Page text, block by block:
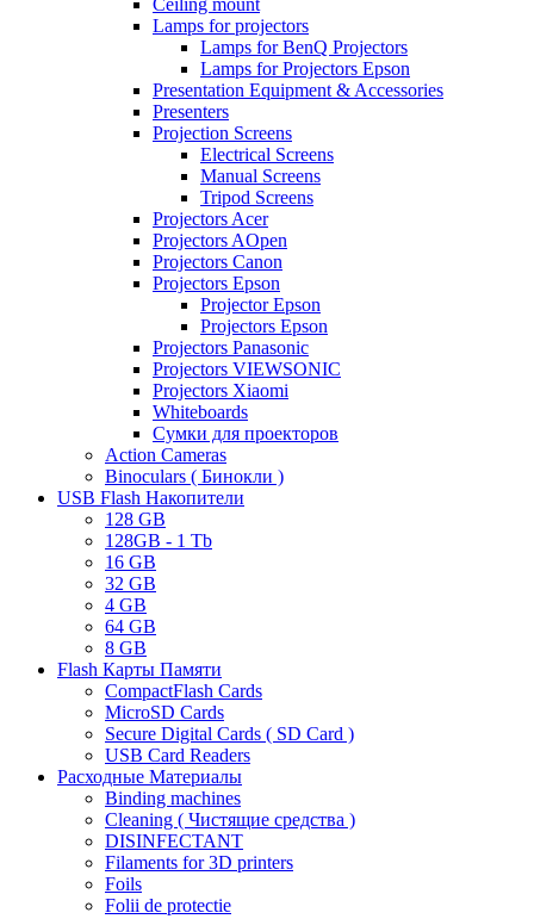
Ceiling mount
Lamps for projectors
Lamps for BenQ Projectors
Lamps for Projectors Epson
Presentation Equipment & Accessories
Presenters
Projection Screens
Electrical Screens
Manual Screens
Tripod Screens
Projectors Acer
Projectors AOpen
Projectors Canon
Projectors Epson
Projector Epson
Projectors Epson
Projectors Panasonic
Projectors VIEWSONIC
Projectors Xiaomi
Whiteboards
Сумки для проекторов
Action Cameras
Binoculars ( Бинокли )
USB Flash Накопители
128 GB
128GB - 1 Tb
16 GB
32 GB
4 GB
64 GB
8 GB
Flash Карты Памяти
CompactFlash Cards
MicroSD Cards
Secure Digital Cards ( SD Card )
USB Card Readers
Расходные Материалы
Binding machines
Cleaning ( Чистящие средства )
DISINFECTANT
Filaments for 3D printers
Foils
Folii de protectie